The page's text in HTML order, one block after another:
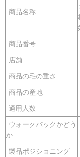
商品名称
商品番号
店舗
商品の毛の重さ
商品の産地
適用人数
ウォークバックかどう
か
製品ポジショニング